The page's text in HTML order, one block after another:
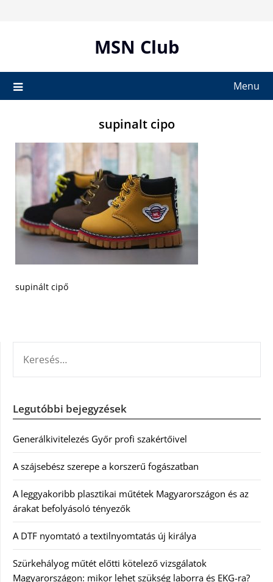
MSN Club
Menu
supinalt cipo
supinált cipő
Legutóbbi bejegyzések
Generálkivitelezés Győr profi szakértőivel
A szájsebész szerepe a korszerű fogászatban
A leggyakoribb plasztikai műtétek Magyarországon és az
árakat befolyásoló tényezők
A DTF nyomtató a textilnyomtatás új királya
Szürkehályog műtét előtti kötelező vizsgálatok
Magyarországon: mikor lehet szükség laborra és EKG-ra?